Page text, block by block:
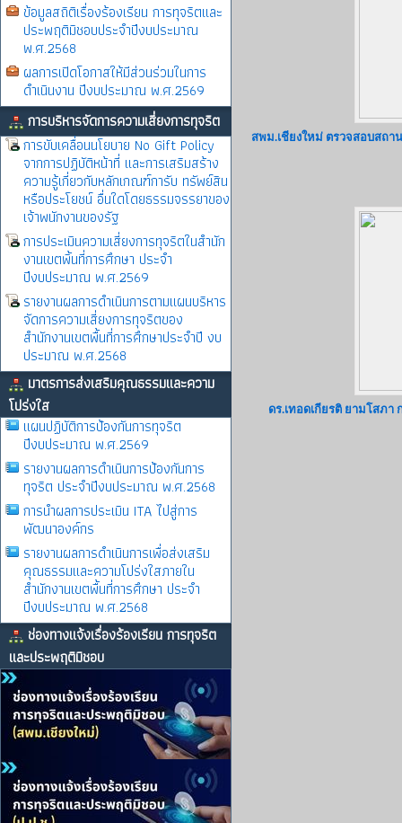
ข้อมูลสถิติเรื่องร้องเรียน การทุจริตและ
ประพฤติมิชอบประจำปีงบประมาณ
พ.ศ.2568
ผลการเปิดโอกาสให้มีส่วนร่วมในการ
ดำเนินงาน ปีงบประมาณ พ.ศ.2569
การบริหารจัดการความเสี่ยงการทุจริต
การขับเคลื่อนนโยบาย No Gift Policy
จากการปฏิบัติหน้าที่ และการเสริมสร้าง
ความรู้เกี่ยวกับหลักเกณฑ์การับ ทรัพย์สิน
หรือประโยชน์ อื่นใดโดยธรรมจรรยาของ
เจ้าพนักงานของรัฐ
การประเมินความเสี่ยงการทุจริตในสำนัก
งานเขตพิ้นที่การศึกษา ประจำ
ปีงบประมาณ พ.ศ.2569
รายงานผลการดำเนินการตามแผนบริหาร
จัดการความเสี่ยงการทุจริตของ
สำนักงานเขตพื้นที่การศึกษาประจำปี งบ
ประมาณ พ.ศ.2568
มาตรการส่งเสริมคุณธรรมและความ
โปร่งใส
แผนปฏิบัติการป้องกันการทุจริต
ปีงบประมาณ พ.ศ.2569
รายงานผลการดําเนินการป้องกันการ
ทุจริต ประจําปีงบประมาณ พ.ศ.2568
การนำผลการประเมิน ITA ไปสู่การ
พัฒนาองค์กร
รายงานผลการดําเนินการเพื่อส่งเสริม
คุณธรรมและความโปร่งใสภายใน
สำนักงานเขตพื้นที่การศึกษา ประจำ
ปีงบประมาณ พ.ศ.2568
ช่องทางแจ้งเรื่องร้องเรียน การทุจริต
และประพฤติมิชอบ
สพม.เชียงใหม่ ตรวจสอบสถา
ดร.เทอดเกียรติ ยามโสภา